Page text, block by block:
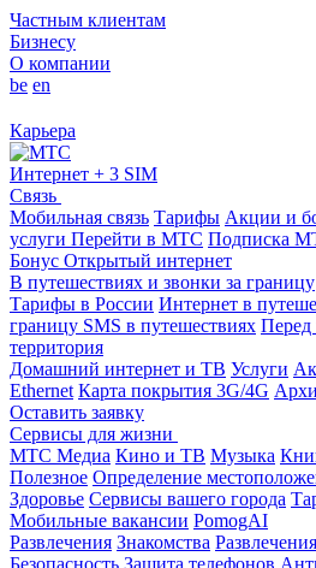
Частным клиентам
Бизнесу
О компании
be en
Карьера
Интернет + 3 SIM
Связь
Мобильная связь Тарифы Акции и
услуги Перейти в МТС Подписка
Бонус Открытый интернет
В путешествиях и звонки за границу
Тарифы в России Интернет в
границу SMS в путешествиях Перед
территория
Домашний интернет и ТВ Услуги
Ethernet Карта покрытия 3G/4G
Оставить заявку
Сервисы для жизни
МТС Медиа Кино и ТВ Музыка
Полезное Определение
Здоровье Сервисы вашего города
Мобильные вакансии PomogAI
Развлечения Знакомства Развлечения
Безопасность Защита телефонов